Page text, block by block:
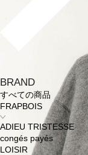
BRAND
すべての商品
FRAPBOIS
ADIEU TRISTESSE
congés payés
LOISIR